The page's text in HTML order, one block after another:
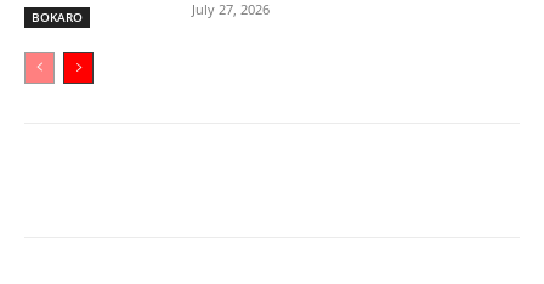
BOKARO July 27, 2026